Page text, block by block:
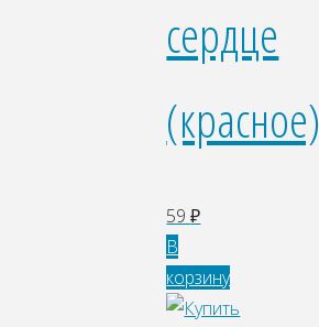
сердце
(красное)
59₽
В
корзину